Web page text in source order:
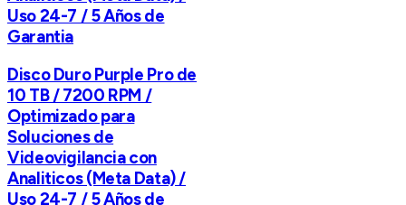
Uso 24-7 / 5 Años de
Garantia
Disco Duro Purple Pro de
10 TB / 7200 RPM /
Optimizado para
Soluciones de
Videovigilancia con
Analiticos (Meta Data) /
Uso 24-7 / 5 Años de